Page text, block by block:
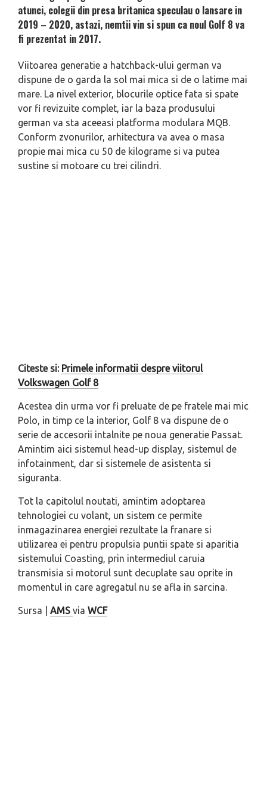
atunci, colegii din presa britanica speculau o lansare in
2019 – 2020, astazi, nemtii vin si spun ca noul Golf 8 va
fi prezentat in 2017.
Viitoarea generatie a hatchback-ului german va
dispune de o garda la sol mai mica si de o latime mai
mare. La nivel exterior, blocurile optice fata si spate
vor fi revizuite complet, iar la baza produsului
german va sta aceeasi platforma modulara MQB.
Conform zvonurilor, arhitectura va avea o masa
propie mai mica cu 50 de kilograme si va putea
sustine si motoare cu trei cilindri.
Citeste si: Primele informatii despre viitorul
Volkswagen Golf 8
Acestea din urma vor fi preluate de pe fratele mai mic
Polo, in timp ce la interior, Golf 8 va dispune de o
serie de accesorii intalnite pe noua generatie Passat.
Amintim aici sistemul head-up display, sistemul de
infotainment, dar si sistemele de asistenta si
siguranta.
Tot la capitolul noutati, amintim adoptarea
tehnologiei cu volant, un sistem ce permite
inmagazinarea energiei rezultate la franare si
utilizarea ei pentru propulsia puntii spate si aparitia
sistemului Coasting, prin intermediul caruia
transmisia si motorul sunt decuplate sau oprite in
momentul in care agregatul nu se afla in sarcina.
Sursa | AMS via WCF